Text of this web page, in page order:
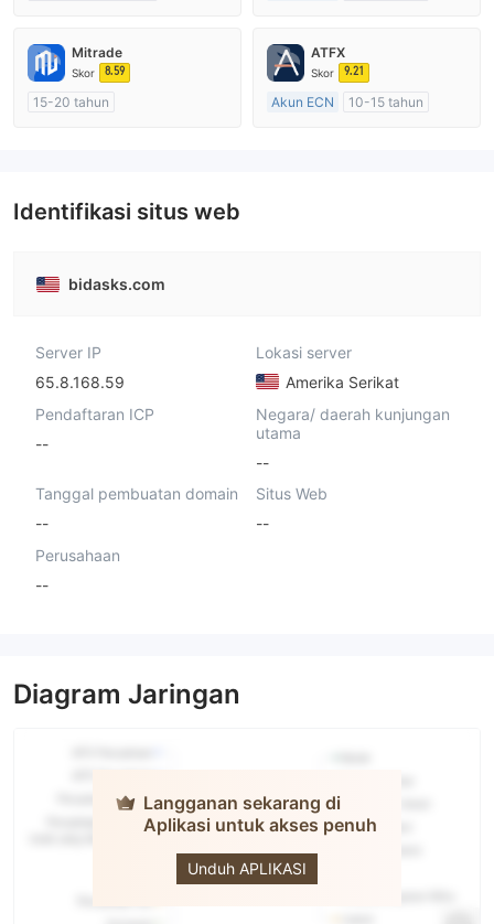
Market Maker (MM)
Lisensi Penuh MT4
Market Maker (MM)
Lisensi Penuh MT4
Mitrade
Skor 8.59
15-20 tahun
ATFX
Skor 9.21
Akun ECN
10-15 tahun
Identifikasi situs web
bidasks.com
Server IP
65.8.168.59
Lokasi server
Amerika Serikat
Pendaftaran ICP
--
Negara/ daerah kunjungan
utama
--
Tanggal pembuatan domain
--
Situs Web
--
Perusahaan
--
Diagram Jaringan
Langganan sekarang di
Aplikasi untuk akses penuh
Unduh APLIKASI
BidAsks